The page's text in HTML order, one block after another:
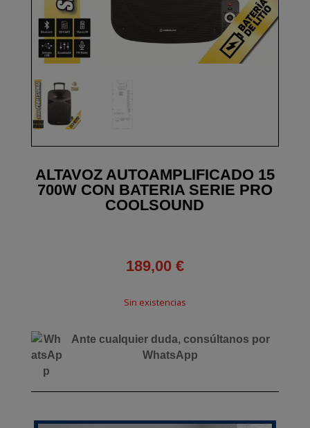
ALTAVOZ AUTOAMPLIFICADO 15
700W CON BATERIA SERIE PRO
COOLSOUND
189,00 €
Sin existencias
Ante cualquier duda, consúltanos por
WhatsApp